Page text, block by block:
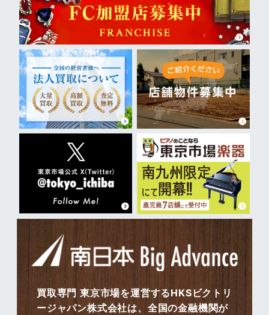
買取専門 東京市場を運営するHKSビクトリ
ージャパン株式会社は、全国の金融機関が